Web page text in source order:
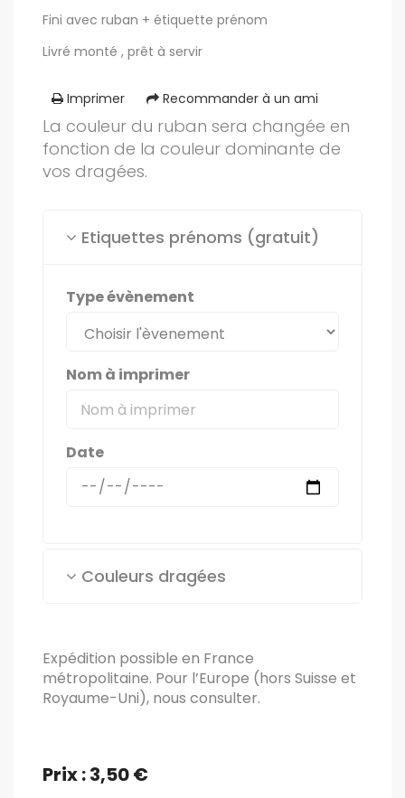
Fini avec ruban + étiquette prénom
Livré monté , prêt à servir
Imprimer Recommander à un ami
La couleur du ruban sera changée en
fonction de la couleur dominante de
vos dragées.
Etiquettes prénoms (gratuit)
Type évènement
Nom à imprimer
Date
Couleurs dragées
Expédition possible en France
métropolitaine. Pour l’Europe (hors Suisse et
Royaume-Uni), nous consulter.
Prix : 3,50 €